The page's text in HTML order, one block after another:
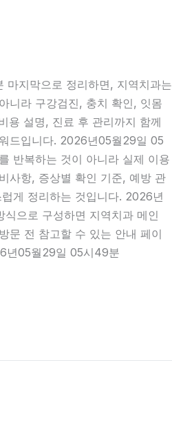
지막으로 정리하면, 지역치과는
니라 구강검진, 충치 확인, 잇몸
용 설명, 진료 후 관리까지 함께
드입니다. 2026년05월29일 05
반복하는 것이 아니라 실제 이용
사항, 증상별 확인 기준, 예방 관
게 정리하는 것입니다. 2026년
으로 구성하면 지역치과 메인
문 전 참고할 수 있는 안내 페이
년05월29일 05시49분